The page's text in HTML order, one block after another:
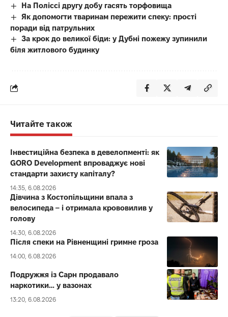
На Поліссі другу добу гасять торфовища
Як допомогти тваринам пережити спеку: прості
поради від патрульних
За крок до великої біди: у Дубні пожежу зупинили
біля житлового будинку
Читайте також
Інвестиційна безпека в девелопменті: як
GORO Development впроваджує нові
стандарти захисту капіталу?
14:35, 6.08.2026
Дівчина з Костопільщини впала з
велосипеда – і отримала крововилив у
голову
14:30, 6.08.2026
Після спеки на Рівненщині гримне гроза
14:00, 6.08.2026
Подружжя із Сарн продавало
наркотики… у вазонах
13:20, 6.08.2026